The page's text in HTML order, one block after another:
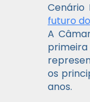
futuro
A
os
anos.